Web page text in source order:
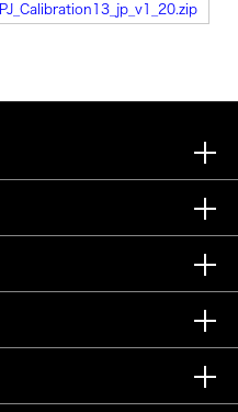
PJ_Calibration13_jp_v1_20.zip